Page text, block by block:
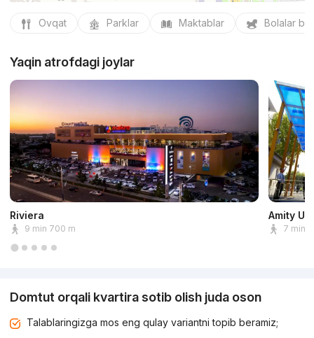
Ovqat Parklar Maktablar Bolalar
Yaqin atrofdagi joylar
Riviera
9 min 700 m
Amity
7 min
Domtut orqali kvartira sotib olish juda oson
Talablaringizga mos eng qulay variantni topib beramiz;